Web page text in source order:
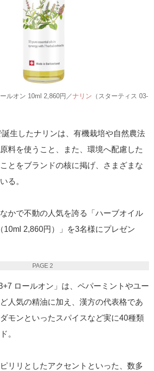
ルオン 10ml 2,860円／ナリン （スターティス 03-
生したナリンは、有機栽培や自然農法
料を使うこと、また、環境へ配慮した
とをブランドの核に掲げ、さまざまな
る。
かで不動の人気を誇る「ハーブオイル
10ml 2,860円）」を3名様にプレゼン
PAGE 2
ロールオン」は、ペパーミントやユー
人気の精油に加え、漢方の代表格であ
モンといったスパイスなど実に40種類
。
リリとしたアクセントといった、数多